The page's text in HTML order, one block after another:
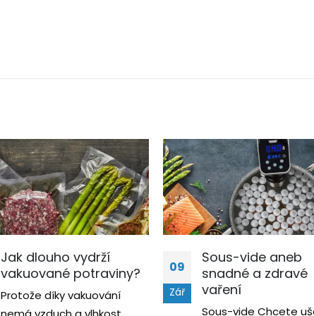
Jak dlouho vydrží
vakuované potraviny?
Protože díky vakuování
09
Zář
Sous-vide aneb
snadné a zdravé
vaření
Sous-vide Chcete